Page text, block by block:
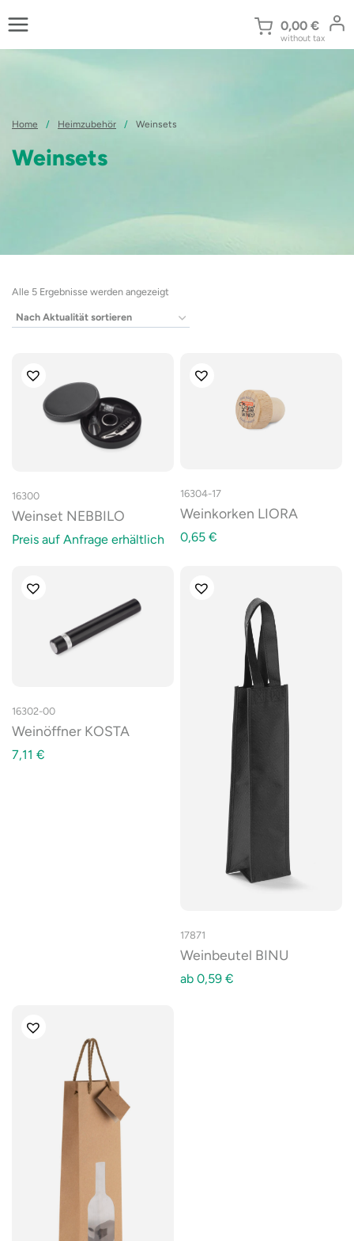
Inhalt
0,00 €
without tax
Home / Heimzubehör / Weinsets
Weinsets
Alle 5 Ergebnisse werden angezeigt
Aktualität
16300
Weinset NEBBILO
Preis auf Anfrage erhältlich
16304-17
Weinkorken LIORA
0,65 €
16302-00
Weinöffner KOSTA
7,11 €
17871
Weinbeutel BINU
ab 0,59 €